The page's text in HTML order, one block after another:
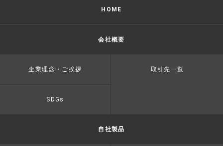
HOME
会社概要
企業理念・ご挨拶 取引先一覧
SDGs
自社製品